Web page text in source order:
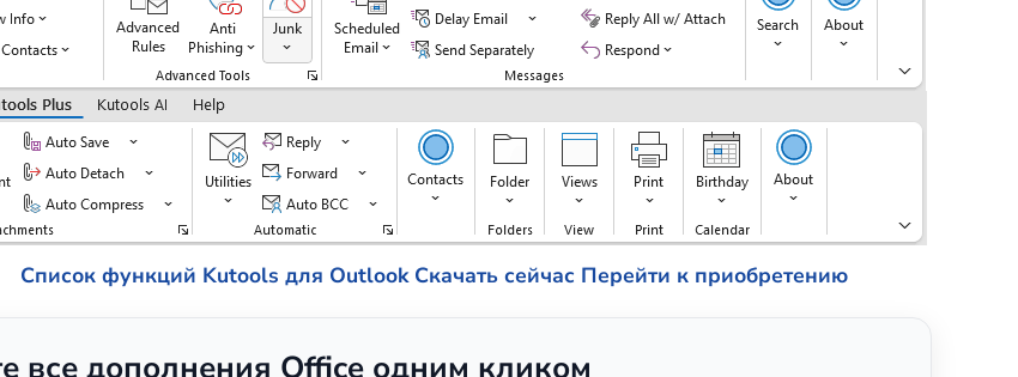
Список функций Kutools для Outlook Скачать сейчас Перейти к приобретению
все дополнения Office одним кликом